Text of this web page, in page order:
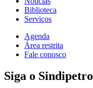
Biblioteca
Serviços
Agenda
Área restrita
Fale conosco
Siga o Sindipetro